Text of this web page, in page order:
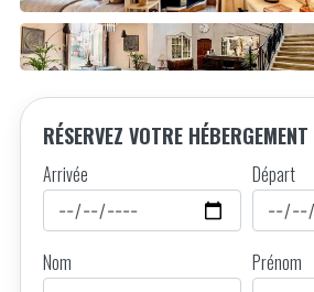
RÉSERVEZ VOTRE HÉBERGEMENT
Arrivée Départ
Nom Prénom